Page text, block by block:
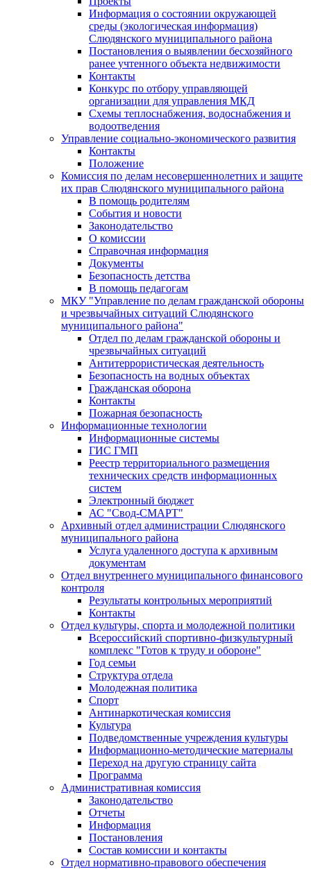
Информация о состоянии окружающей
среды (экологическая информация)
Слюдянского муниципального района
Постановления о выявлении бесхозяйного
ранее учтенного объекта недвижимости
Контакты
Конкурс по отбору управляющей
организации для управления МКД
Схемы теплоснабжения, водоснабжения и
водоотведения
Управление социально-экономического развития
Контакты
Положение
Комиссия по делам несовершеннолетних и защите
их прав Слюдянского муниципального района
В помощь родителям
События и новости
Законодательство
О комиссии
Справочная информация
Документы
Безопасность детства
В помощь педагогам
МКУ "Управление по делам гражданской обороны
и чрезвычайных ситуаций Слюдянского
муниципального района"
Отдел по делам гражданской обороны и
чрезвычайных ситуаций
Антитеррористическая деятельность
Безопасность на водных объектах
Гражданская оборона
Контакты
Пожарная безопасность
Информационные технологии
Информационные системы
ГИС ГМП
Реестр территориального размещения
технических средств информационных
систем
Электронный бюджет
АС "Свод-СМАРТ"
Архивный отдел администрации Слюдянского
муниципального района
Услуга удаленного доступа к архивным
документам
Отдел внутреннего муниципального финансового
контроля
Результаты контрольных мероприятий
Контакты
Отдел культуры, спорта и молодежной политики
Всероссийский спортивно-физкультурный
комплекс "Готов к труду и обороне"
Год семьи
Структура отдела
Молодежная политика
Спорт
Антинаркотическая комиссия
Культура
Подведомственные учреждения культуры
Информационно-методические материалы
Переход на другую страницу сайта
Программа
Административная комиссия
Законодательство
Отчеты
Информация
Постановления
Состав комиссии и контакты
Отдел нормативно-правового обеспечения